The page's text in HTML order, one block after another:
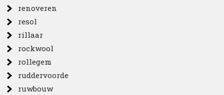
renoveren
resol
rillaar
rockwool
rollegem
ruddervoorde
ruwbouw